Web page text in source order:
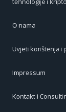
O nama
Uvjeti korištenja i
Impressum
Kontakt i